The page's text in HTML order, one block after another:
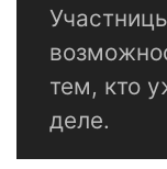
тем, кто
деле.